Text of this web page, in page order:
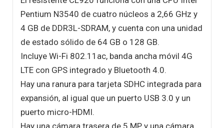
Pentium N3540 de cuatro núcleos a 2,66 GHz y
4 GB de DDR3L-SDRAM, y cuenta con una unidad
de estado sólido de 64 GB o 128 GB.
Incluye Wi-Fi 802.11ac, banda ancha móvil 4G
LTE con GPS integrado y Bluetooth 4.0.
Hay una ranura para tarjeta SDHC integrada para
expansión, al igual que un puerto USB 3.0 y un
puerto micro-HDMI.
Hay una cámara trasera de 5 MP y una cámara